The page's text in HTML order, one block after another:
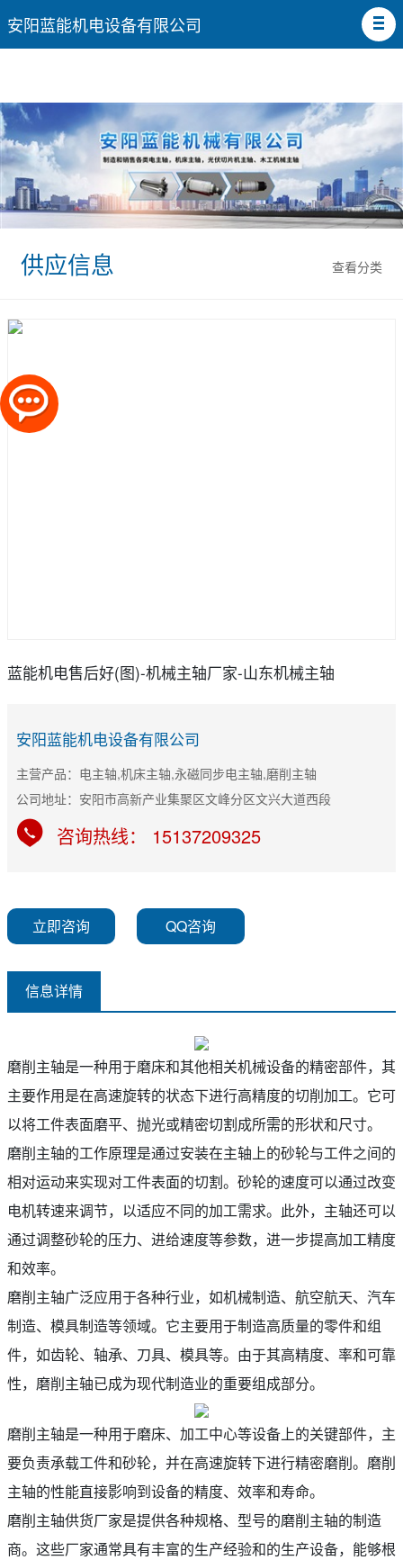
安阳蓝能机电设备有限公司
查看分类
供应信息
蓝能机电售后好(图)-机械主轴厂家-山东机械主轴
安阳蓝能机电设备有限公司
主营产品：电主轴,机床主轴,永磁同步电主轴,磨削主轴
公司地址：安阳市高新产业集聚区文峰分区文兴大道西段
咨询热线： 15137209325
立即咨询 QQ咨询
信息详情
磨削主轴是一种用于磨床和其他相关机械设备的精密部件，其
主要作用是在高速旋转的状态下进行高精度的切削加工。它可
以将工件表面磨平、抛光或精密切割成所需的形状和尺寸。
磨削主轴的工作原理是通过安装在主轴上的砂轮与工件之间的
相对运动来实现对工件表面的切割。砂轮的速度可以通过改变
电机转速来调节，以适应不同的加工需求。此外，主轴还可以
通过调整砂轮的压力、进给速度等参数，进一步提高加工精度
和效率。
磨削主轴广泛应用于各种行业，如机械制造、航空航天、汽车
制造、模具制造等领域。它主要用于制造高质量的零件和组
件，如齿轮、轴承、刀具、模具等。由于其高精度、率和可靠
性，磨削主轴已成为现代制造业的重要组成部分。
磨削主轴是一种用于磨床、加工中心等设备上的关键部件，主
要负责承载工件和砂轮，并在高速旋转下进行精密磨削。磨削
主轴的性能直接影响到设备的精度、效率和寿命。
磨削主轴供货厂家是提供各种规格、型号的磨削主轴的制造
商。这些厂家通常具有丰富的生产经验和的生产设备，能够根